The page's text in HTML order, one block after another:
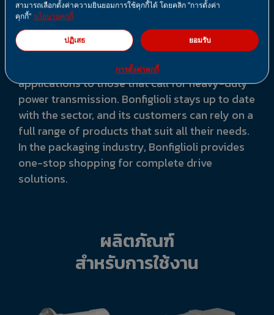
Packaging
The packaging industry’s broad requirements
range from precise, highly dynamic
applications to those that call for heavy-duty
power transmission. Bonfiglioli stays up to date
with the sector, and its customers can rely on a
full range of products that suit all their needs.
In the packaging industry, Bonfiglioli provides
one-stop shopping for complete drive
solutions.
ผลิตภัณฑ์
สำหรับการใช้งาน
สามารถเลือกตั้งค่าความยินยอมการใช้คุกกี้ได้ โดยคลิก "การตั้งค่า
คุกกี้" นโยบายคุกกี้
ปฏิเสธ ยอมรับ
การตั้งค่าคุกกี้